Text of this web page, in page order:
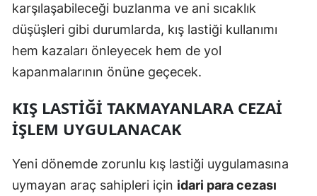
Yalova
Kilis
Düzce
karşılaşabileceği buzlanma ve ani sıcaklık
düşüşleri gibi durumlarda, kış lastiği kullanımı
hem kazaları önleyecek hem de yol
kapanmalarının önüne geçecek.
KIŞ LASTIĞI TAKMAYANLARA CEZAI
İŞLEM UYGULANACAK
Yeni dönemde zorunlu kış lastiği uygulamasına
uymayan araç sahipleri için idari para cezası